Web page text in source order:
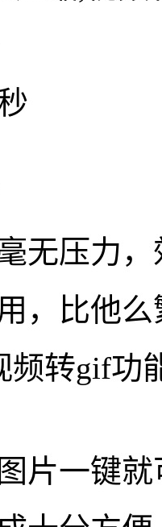
并压缩
压缩,视频
无压力
，比他